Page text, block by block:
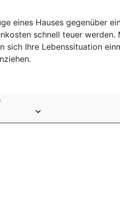
eines Hauses gegenüber
schnell teuer
Ihre Lebenssituation